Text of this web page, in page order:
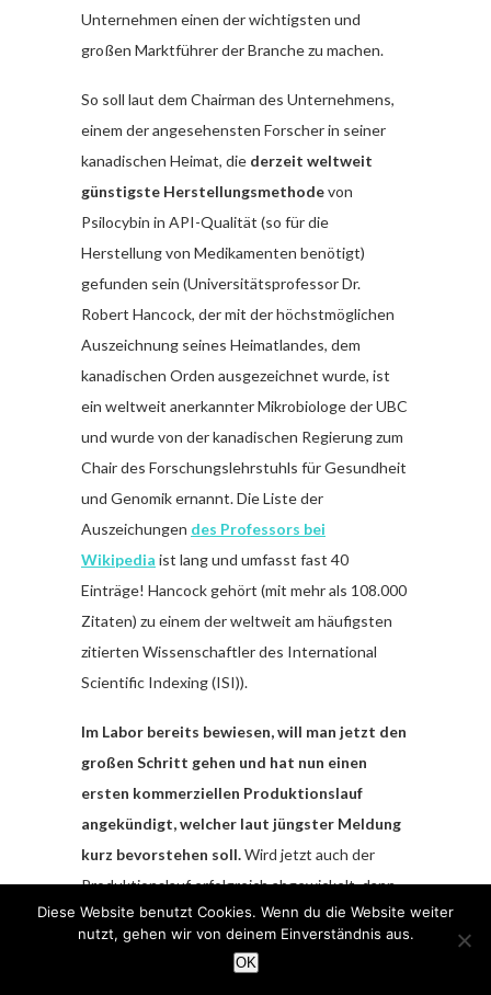
Unternehmen einen der wichtigsten und
großen Marktführer der Branche zu machen.
So soll laut dem Chairman des Unternehmens,
einem der angesehensten Forscher in seiner
kanadischen Heimat, die derzeit weltweit
günstigste Herstellungsmethodevon
Psilocybin in API-Qualität (so für die
Herstellung von Medikamenten benötigt)
gefunden sein (Universitätsprofessor Dr.
Robert Hancock, der mit der höchstmöglichen
Auszeichnung seines Heimatlandes, dem
kanadischen Orden ausgezeichnet wurde, ist
ein weltweit anerkannter Mikrobiologe der UBC
und wurde von der kanadischen Regierung zum
Chair des Forschungslehrstuhls für Gesundheit
und Genomik ernannt. Die Liste der
Auszeichungen des Professors bei
Wikipedia ist lang und umfasst fast 40
Einträge! Hancock gehört (mit mehr als 108.000
Zitaten) zu einem der weltweit am häufigsten
zitierten Wissenschaftler des International
Scientific Indexing (ISI)).
Im Labor bereits bewiesen, will man jetzt den
großen Schritt gehen und hat nun einen
ersten kommerziellen Produktionslauf
angekündigt, welcher laut jüngster Meldung
kurz bevorstehen soll.Wird jetzt auch der
Produktionslauf erfolgreich abgewickelt, dann
könnte die Aktie von Core One Labs schneller
vom Kurszettel der Börse verschwinden, als
mancher denken mag, wäre das Unternehmen
Diese Website benutzt Cookies. Wenn du die Website weiter
nutzt, gehen wir von deinem Einverständnis aus.
OK